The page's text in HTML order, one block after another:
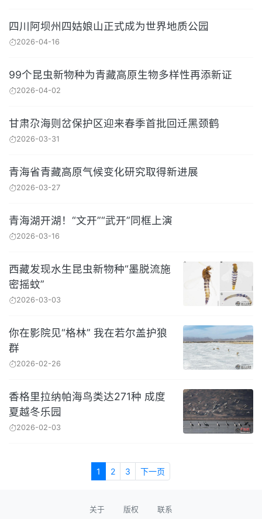
四川阿坝州四姑娘山正式成为世界地质公园
2026-04-16
99个昆虫新物种为青藏高原生物多样性再添新证
2026-04-02
甘肃尕海则岔保护区迎来春季首批回迁黑颈鹤
2026-03-31
青海省青藏高原气候变化研究取得新进展
2026-03-27
青海湖开湖！“文开”“武开”同框上演
2026-03-16
西藏发现水生昆虫新物种“墨脱流施
密摇蚊”
2026-03-03
你在影院见“格林” 我在若尔盖护狼
群
2026-02-26
香格里拉纳帕海鸟类达271种 成度
夏越冬乐园
2026-02-03
1 2 3 下一页
关于 版权 联系